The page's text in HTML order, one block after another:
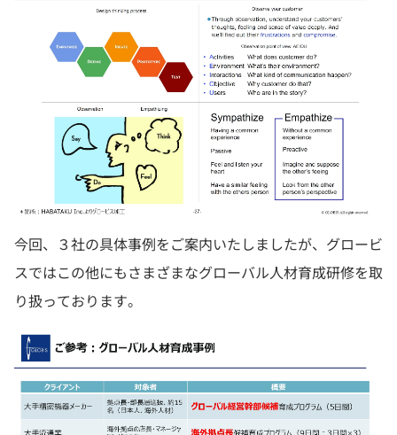
今回、３社の具体事例をご案内いたしましたが、グロービ
スではこの他にもさまざまなグローバル人材育成研修を取
り扱っております。